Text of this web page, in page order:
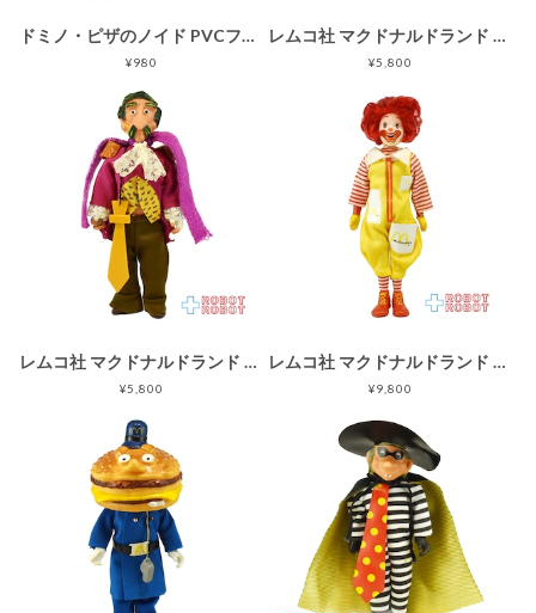
ドミノ・ピザのノイド PVCフィギュア 袋入 企業物
¥980
レムコ社 マクドナルドランド プロフェッサー フィギュア 企業物 工具欠品
¥5,800
レムコ社 マクドナルドランド キャプテン・クロック フィギュア 企業物 帽子欠
¥5,800
レムコ社 マクドナルドランド ロナルド フィギュア ※難有り 企業物
¥9,800